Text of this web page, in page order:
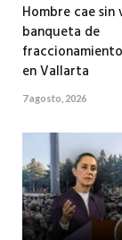
Hombre cae sin
banqueta de
en Vallarta
7 agosto, 2026